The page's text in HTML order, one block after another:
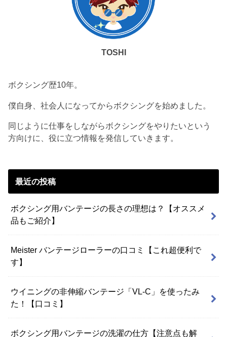
TOSHI
ボクシング歴10年。
僕自身、社会人になってからボクシングを始めました。
同じように仕事をしながらボクシングをやりたいという
方向けに、役に立つ情報を発信していきます。
最近の投稿
ボクシング用バンテージの長さの理想は？【オススメ
品もご紹介】
Meister バンテージローラーの口コミ【これ超便利で
す】
ウイニングの非伸縮バンテージ「VL-C」を使ったみ
た！【口コミ】
ボクシング用バンテージの洗濯の仕方【注意点も解